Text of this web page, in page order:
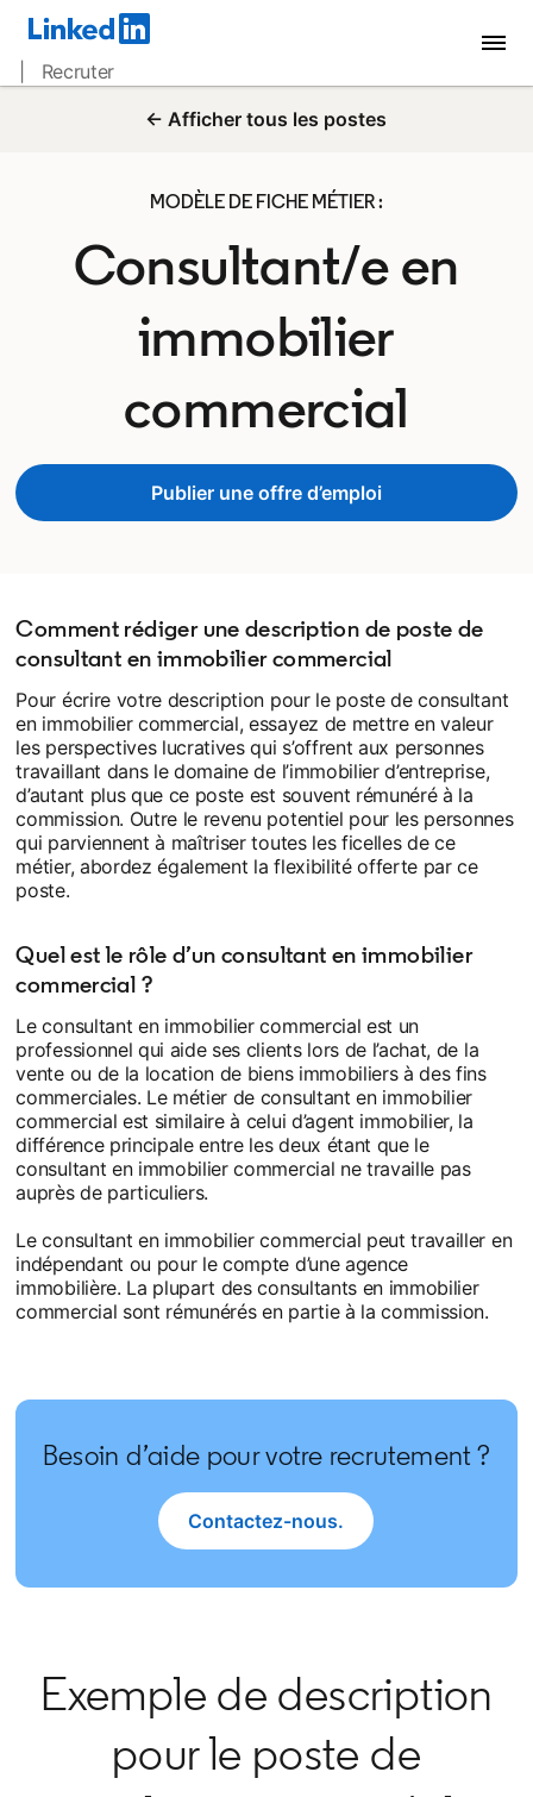
| Recruter
← Afficher tous les postes
MODÈLE DE FICHE MÉTIER :
Consultant/e en
immobilier
commercial
Publier une offre d’emploi
opens in a new tab
Comment rédiger une description de poste de
consultant en immobilier commercial
Pour écrire votre description pour le poste de consultant
en immobilier commercial, essayez de mettre en valeur
les perspectives lucratives qui s’offrent aux personnes
travaillant dans le domaine de l’immobilier d’entreprise,
d’autant plus que ce poste est souvent rémunéré à la
commission. Outre le revenu potentiel pour les personnes
qui parviennent à maîtriser toutes les ficelles de ce
métier, abordez également la flexibilité offerte par ce
poste.
Quel est le rôle d’un consultant en immobilier
commercial ?
Le consultant en immobilier commercial est un
professionnel qui aide ses clients lors de l’achat, de la
vente ou de la location de biens immobiliers à des fins
commerciales. Le métier de consultant en immobilier
commercial est similaire à celui d’agent immobilier, la
différence principale entre les deux étant que le
consultant en immobilier commercial ne travaille pas
auprès de particuliers.
Le consultant en immobilier commercial peut travailler en
indépendant ou pour le compte d’une agence
immobilière. La plupart des consultants en immobilier
commercial sont rémunérés en partie à la commission.
Besoin d’aide pour votre recrutement ?
Contactez-nous.
Exemple de description
pour le poste de